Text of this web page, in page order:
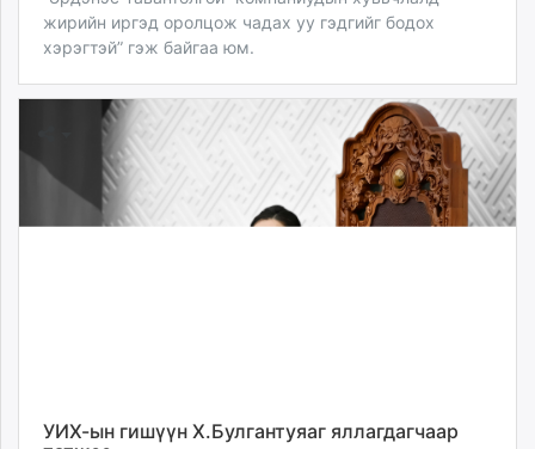
жирийн иргэд оролцож чадах уу гэдгийг бодох
хэрэгтэй” гэж байгаа юм.
УИХ-ын гишүүн Х.Булгантуяаг яллагдагчаар